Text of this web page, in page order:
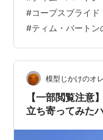
『ティム・バート
で、感想をネタバ
あらすじ 感想 よも
のとある小さな村
日を迎えていまし
ロット夫婦の娘ヴ
#コープスブライド
#ティム・バートン
模型じかけのオ
【一部閲覧注意
立ち寄ってみた